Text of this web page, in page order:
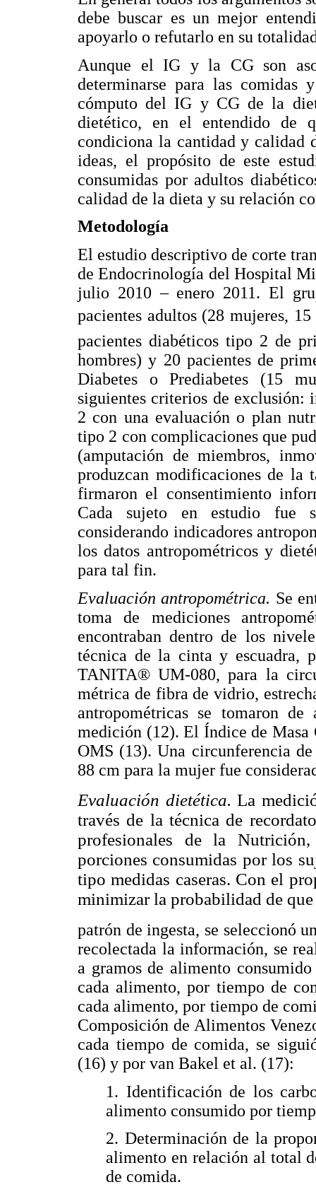
debe buscar es un mejor
apoyarlo o refutarlo en su
Aunque el IG y la CG son
determinarse para las comidas
cómputo del IG y CG de la
dietético, en el entendido de
condiciona la cantidad y calidad
ideas, el propósito de este
consumidas por adultos
calidad de la dieta y su relación
Metodología
El estudio descriptivo de corte
de Endocrinología del Hospital
julio 2010 – enero 2011. El
pacientes adultos (28 mujeres,
pacientes diabéticos tipo 2 de
hombres) y 20 pacientes de
Diabetes o Prediabetes (15
siguientes criterios de
2 con una evaluación o plan
tipo 2 con complicaciones que
(amputación de miembros,
produzcan modificaciones de la
firmaron el consentimiento
Cada sujeto en estudio fue
considerando indicadores
los datos antropométricos y
para tal fin.
Evaluación antropométrica. Se
toma de mediciones
encontraban dentro de los
técnica de la cinta y escuadra,
TANITA® UM-080, para la
métrica de fibra de vidrio,
antropométricas se tomaron de
medición (12). El Índice de
OMS (13). Una circunferencia
88 cm para la mujer fue
Evaluación dietética.La
través de la técnica de
profesionales de la
porciones consumidas por los
tipo medidas caseras. Con el
minimizar la probabilidad de
patrón de ingesta, se seleccionó
recolectada la información, se
a gramos de alimento
cada alimento, por tiempo de
cada alimento, por tiempo de
Composición de Alimentos
cada tiempo de comida, se
(16) y por van Bakel et al. (17):
1. Identificación de los
alimento consumido por
2. Determinación de la
alimento en relación al total
de comida.